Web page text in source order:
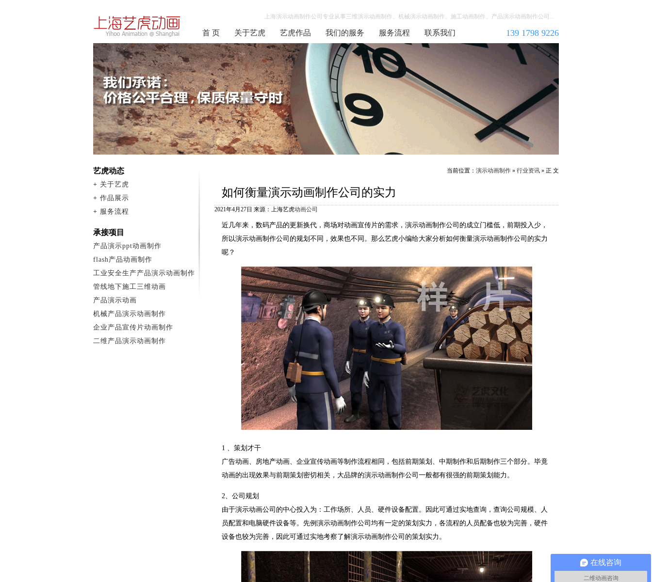
上海演示动画制作公司专业从事三维演示动画制作、机械演示动画制作、施工动画制作、产品演示动画制作公司...
首 页 关于艺虎 艺虎作品 我们的服务 服务流程 联系我们 139 1798 9226
当前位置： 演示动画制作 » 行业资讯 » 正 文
如何衡量演示动画制作公司的实力
2021年4月27日 来源：上海艺虎动画公司
近几年来，数码产品的更新换代，商场对动画宣传片的需求，演示动画制作公司的成立门槛低，前期投入少，
所以演示动画制作公司的规划不同，效果也不同。那么艺虎小编给大家分析如何衡量演示动画制作公司的实力
呢？
1 、策划才干
广告动画、房地产动画、企业宣传动画等制作流程相同，包括前期策划、中期制作和后期制作三个部分。毕竟
动画的出现效果与前期策划密切相关，大品牌的演示动画制作公司一般都有很强的前期策划能力。
2、公司规划
由于演示动画公司的中心投入为：工作场所、人员、硬件设备配置。因此可通过实地查询，查询公司规模、人
员配置和电脑硬件设备等。先例演示动画制作公司均有一定的策划实力，各流程的人员配备也较为完善，硬件
设备也较为完善，因此可通过实地考察了解演示动画制作公司的策划实力。
艺虎动态
+ 关于艺虎
+ 作品展示
+ 服务流程
承接项目
产品演示ppt动画制作
flash产品动画制作
工业安全生产产品演示动画制作
管线地下施工三维动画
产品演示动画
机械产品演示动画制作
企业产品宣传片动画制作
二维产品演示动画制作
在线咨询
二维动画咨询